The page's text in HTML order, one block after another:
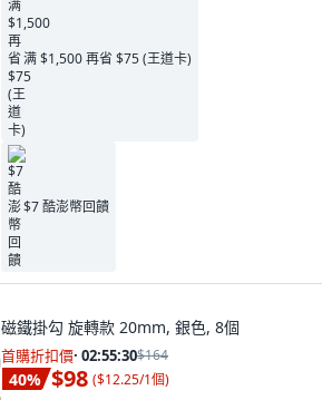
满 $1,500 再省 $75 (王道卡)
$7 酷澎幣回饋
磁鐵掛勾 旋轉款 20mm, 銀色, 8個
首購折扣價· 02:55:29$164
40% $98 ($12.25/1個)